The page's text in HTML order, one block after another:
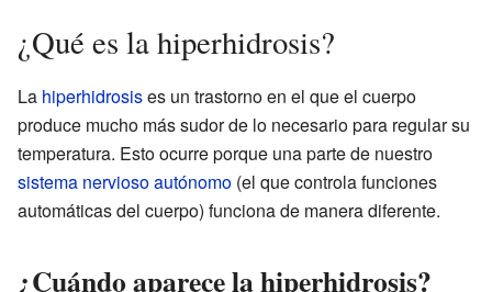
¿Qué es la hiperhidrosis?
La hiperhidrosises un trastorno en el que el cuerpo
produce mucho más sudor de lo necesario para regular su
temperatura. Esto ocurre porque una parte de nuestro
sistema nervioso autónomo (el que controla funciones
automáticas del cuerpo) funciona de manera diferente.
¿Cuándo aparece la hiperhidrosis?